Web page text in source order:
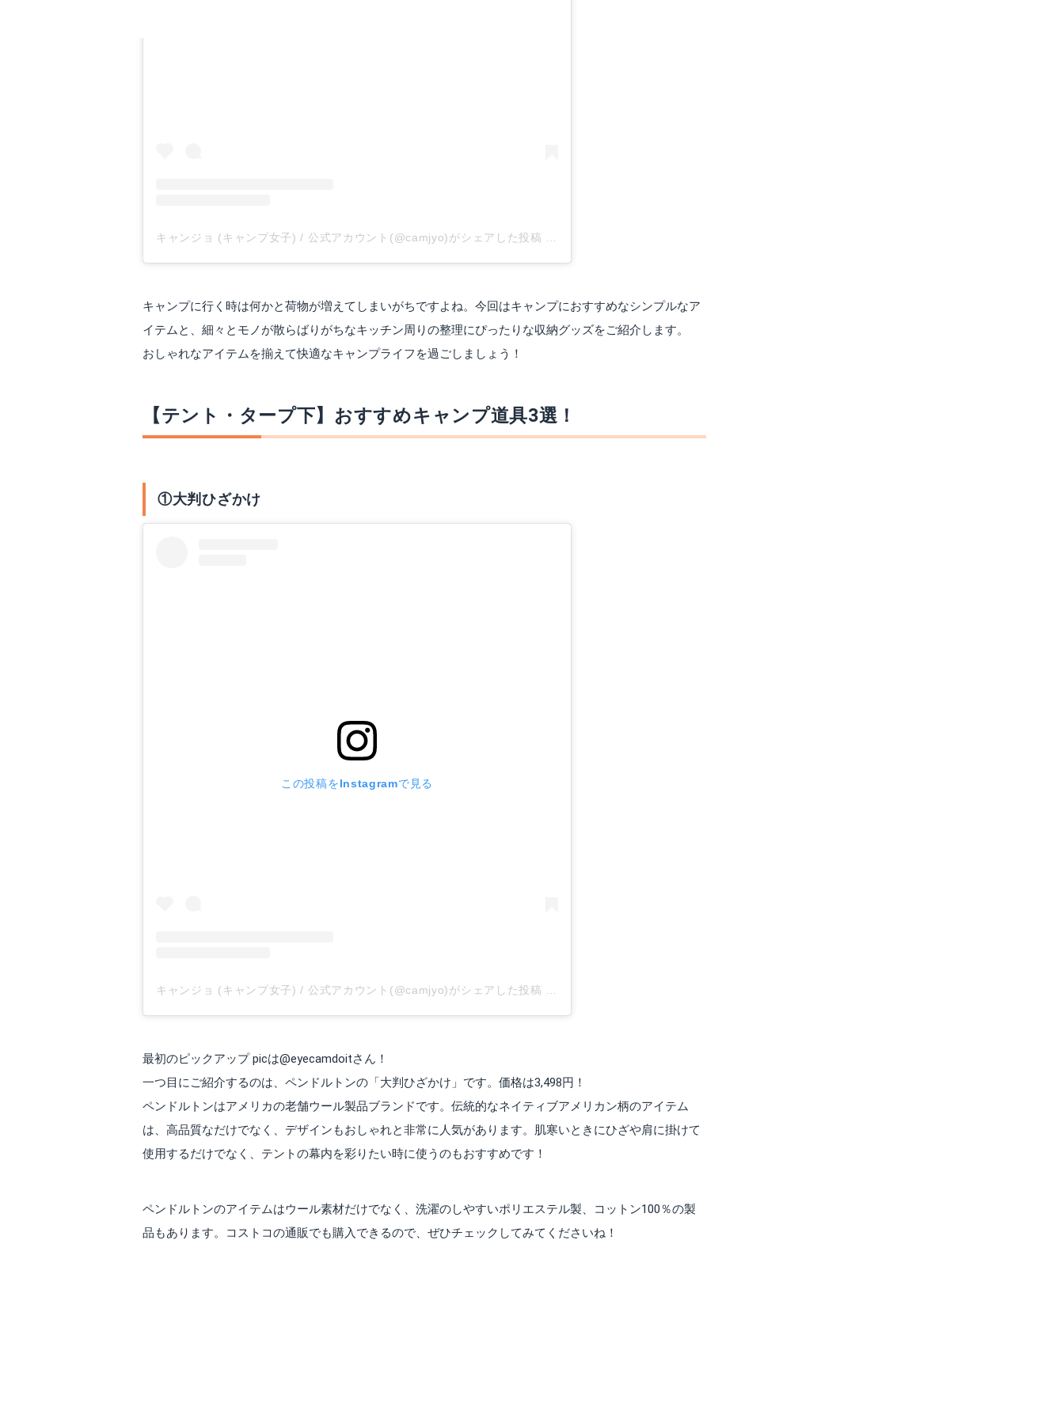
キャンジョ (キャンプ女子) / 公式アカウント(@camjyo)がシェアした投稿
キャンプに行く時は何かと荷物が増えてしまいがちですよね。今回はキャンプにおすすめなシンプルなア
イテムと、細々とモノが散らばりがちなキッチン周りの整理にぴったりな収納グッズをご紹介します。
おしゃれなアイテムを揃えて快適なキャンプライフを過ごしましょう！
【テント・タープ下】おすすめキャンプ道具3選！
①大判ひざかけ
この投稿をInstagramで見る
キャンジョ (キャンプ女子) / 公式アカウント(@camjyo)がシェアした投稿
最初のピックアップ picは@eyecamdoitさん！
一つ目にご紹介するのは、ペンドルトンの「大判ひざかけ」です。価格は3,498円！
ペンドルトンはアメリカの老舗ウール製品ブランドです。伝統的なネイティブアメリカン柄のアイテム
は、高品質なだけでなく、デザインもおしゃれと非常に人気があります。肌寒いときにひざや肩に掛けて
使用するだけでなく、テントの幕内を彩りたい時に使うのもおすすめです！
ペンドルトンのアイテムはウール素材だけでなく、洗濯のしやすいポリエステル製、コットン100％の製
品もあります。コストコの通販でも購入できるので、ぜひチェックしてみてくださいね！